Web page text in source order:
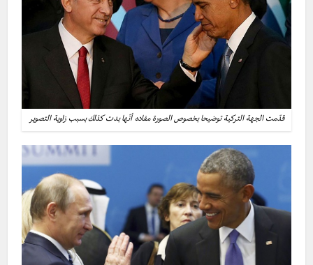
قدّمت الجهة التركية توضيحا بخصوص الصورة مفاده أنّها بدت كذلك بسبب زاوية التصوير